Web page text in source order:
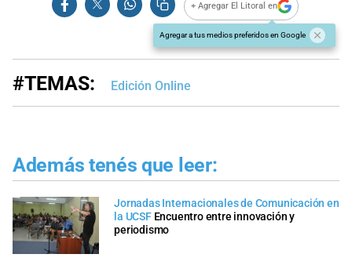
+ Agregar El Litoral en
Agregar a tus medios preferidos en Google
#TEMAS: Edición Online
Además tenés que leer:
Jornadas Internacionales de Comunicación en
la UCSF Encuentro entre innovación y
periodismo